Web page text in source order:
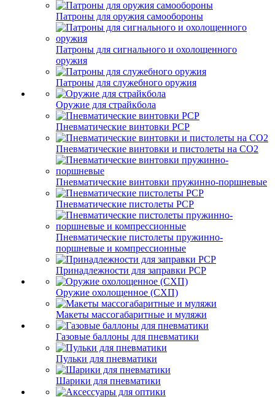
Патроны для оружия самообороны
Патроны для сигнального и охолощенного
оружия
Патроны для служебного оружия
Оружие для страйкбола
Пневматические винтовки PCP
Пневматические винтовки и пистолеты на CO2
Пневматические винтовки пружинно-поршневые
Пневматические пистолеты PCP
Пневматические пистолеты пружинно-
поршневые и компрессионные
Принадлежности для заправки PCP
Оружие охолощенное (СХП)
Макеты массогабаритные и муляжи
Газовые баллоны для пневматики
Пульки для пневматики
Шарики для пневматики